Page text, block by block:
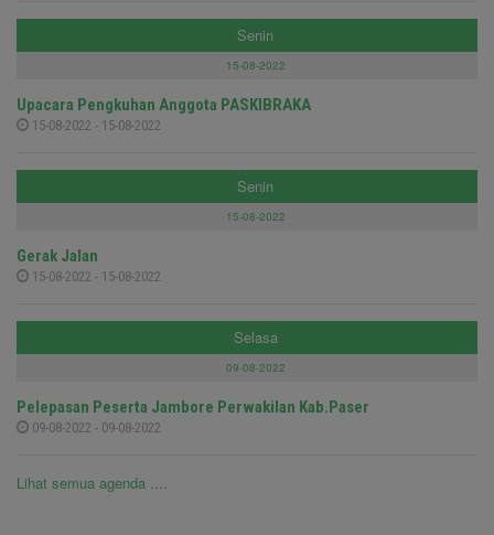
Senin
15-08-2022
Upacara Pengkuhan Anggota PASKIBRAKA
15-08-2022 - 15-08-2022
Senin
15-08-2022
Gerak Jalan
15-08-2022 - 15-08-2022
Selasa
09-08-2022
Pelepasan Peserta Jambore Perwakilan Kab.Paser
09-08-2022 - 09-08-2022
Lihat semua agenda ....